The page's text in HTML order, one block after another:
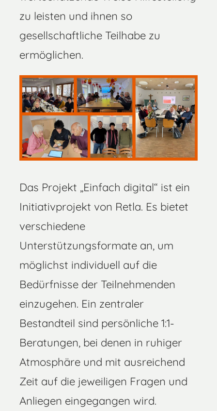
zu leisten und ihnen so
gesellschaftliche Teilhabe zu
ermöglichen.
Das Projekt „Einfach digital“ ist ein
Initiativprojekt von Retla. Es bietet
verschiedene
Unterstützungsformate an, um
möglichst individuell auf die
Bedürfnisse der Teilnehmenden
einzugehen. Ein zentraler
Bestandteil sind persönliche 1:1-
Beratungen, bei denen in ruhiger
Atmosphäre und mit ausreichend
Zeit auf die jeweiligen Fragen und
Anliegen eingegangen wird.